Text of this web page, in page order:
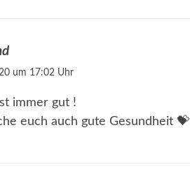
um 17:02 Uhr
immer gut !
euch auch gute Gesundheit 💝